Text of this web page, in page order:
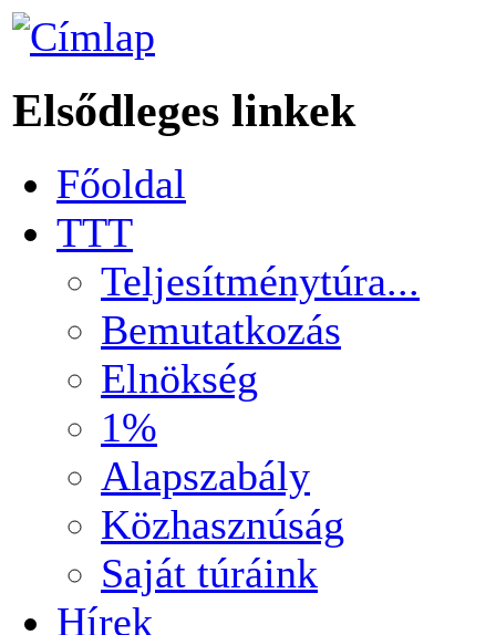
Elsődleges linkek
Főoldal
TTT
Teljesítménytúra...
Bemutatkozás
Elnökség
1%
Alapszabály
Közhasznúság
Saját túráink
Hírek